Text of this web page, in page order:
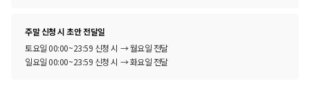
주말 신청 시 초안 전달일
토요일 00:00~23:59 신청 시 → 월요일 전달
일요일 00:00~23:59 신청 시 → 화요일 전달